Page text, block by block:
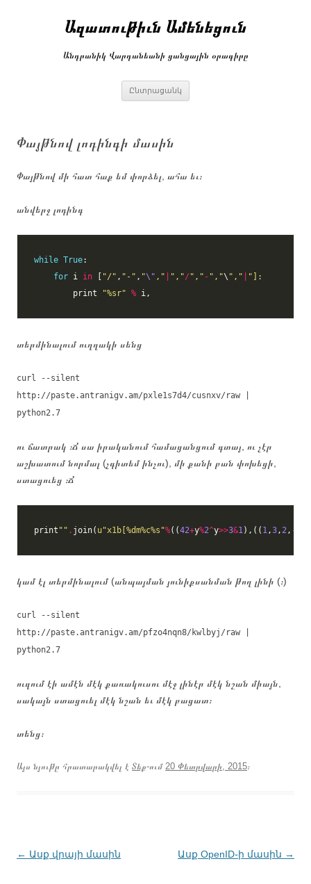
Ազատութիւն Ամենեցուն
Անդրանիկ Վարդանեանի ցանցային օրագիրը
Ընտրացանկ
Փայթնով լոդինգի մասին
Փայթնով մի հատ հաք եմ փորձել, ահա եւ։
անվերջ լոդինգ
while True
for i in "/" , "-" , "\" ," ","/"," - ","\ ","
"]:
        print
"%s r" %
տերմինալում ուղղակի սենց
curl --silent
http://paste.antranigv.am/pxle1s7d4/cusnxv/raw |
python2.7
ու ճատրակ ։Ճ սա իրականում համացանցում գտայ, ու չէր
աշխատում նորմալ (չգիտեմ ինչու), մի քանի բան փոխեցի,
ստացուեց ։Ճ
print "" . join( u"x1b[ %dm%c%s "%((42+y%2^y>>3&1),(( 1,3,2, -
կամ էլ տերմինալում (անպայման յունիքսանման թող լինի (։)
curl --silent
http://paste.antranigv.am/pfzo4nqn8/kwlbyj/raw |
python2.7
ուզում էի ամէն մէկ քառակուսու մէջ լինէր մէկ նշան միայն,
սակայն ստացուել մէկ նշան եւ մէկ բացատ։
տենց։
Այս նյութը հրատարակվել է Տեք-ում 20 Փետրվարի, 2015։
Գրառումների
← Ասք վրայի մասին Ասք OpenID֊ի մասին →